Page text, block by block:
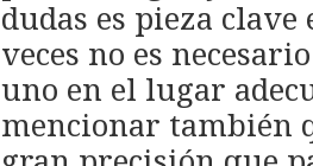
dudas es pieza
veces no es
uno en el lugar
mencionar también